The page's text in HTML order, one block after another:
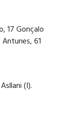
17 Gonçalo
61
(I).